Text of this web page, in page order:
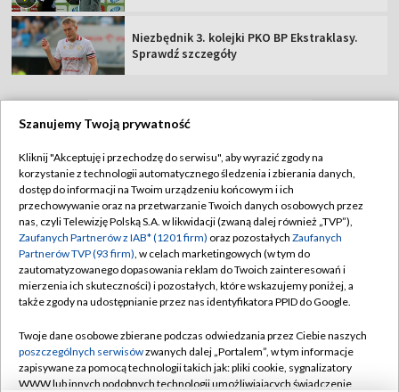
Niezbędnik 3. kolejki PKO BP Ekstraklasy.
Sprawdź szczegóły
Abonament TVP
Sklep TVP
Biuro Reklamy
Oferta Handlowa
Telegazeta ogłoszenia
Rada Programowa
Ogłoszenia przetargowe
Regulamin TVP
Polityka prywatności
Moje zgody
Biuro reklamy
Kontakt
Kanały
Szanujemy Twoją prywatność
Kliknij "Akceptuję i przechodzę do serwisu", aby wyrazić zgody na
korzystanie z technologii automatycznego śledzenia i zbierania danych,
dostęp do informacji na Twoim urządzeniu końcowym i ich
przechowywanie oraz na przetwarzanie Twoich danych osobowych przez
nas, czyli Telewizję Polską S.A. w likwidacji (zwaną dalej również „TVP”),
Zaufanych Partnerów z IAB* (1201 firm) oraz pozostałych Zaufanych
Partnerów TVP (93 firm), w celach marketingowych (w tym do
zautomatyzowanego dopasowania reklam do Twoich zainteresowań i
mierzenia ich skuteczności) i pozostałych, które wskazujemy poniżej, a
także zgody na udostępnianie przez nas identyfikatora PPID do Google.
Twoje dane osobowe zbierane podczas odwiedzania przez Ciebie naszych
poszczególnych serwisówzwanych dalej „Portalem”, w tym informacje
zapisywane za pomocą technologii takich jak: pliki cookie, sygnalizatory
WWW lub innych podobnych technologii umożliwiających świadczenie